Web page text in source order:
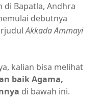
di Bapatla, Andhra
debutnya
Akkada Ammayi
kalian bisa melihat
baik Agama,
di bawah ini.